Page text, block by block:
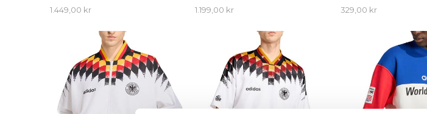
1.449,00 kr
1.199,00 kr
329,00 kr